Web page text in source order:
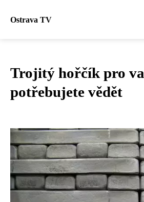
Ostrava TV
Trojitý hořčík pro
potřebujete vědět